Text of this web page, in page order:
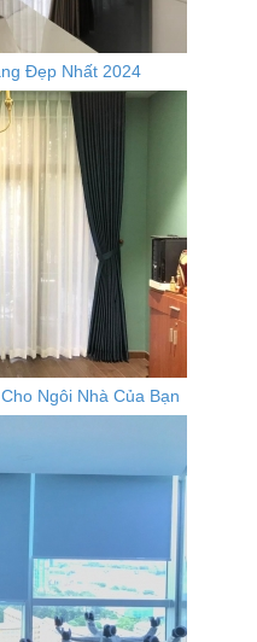
Đẹp Nhất 2024
Ngôi Nhà Của Bạn